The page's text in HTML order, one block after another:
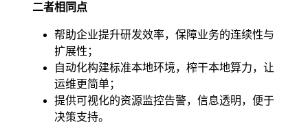
二者相同点
帮助企业提升研发效率，保障业务的连续性与
扩展性；
自动化构建标准本地环境，榨干本地算力，让
运维更简单；
提供可视化的资源监控告警，信息透明，便于
决策支持。